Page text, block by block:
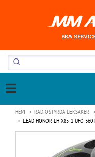
HEM RADIOSTYRDA LEKSAKER
LEAD HONOR LH-X85-1 UFO 360